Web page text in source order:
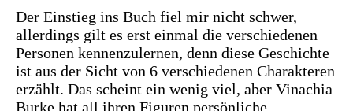
Der Einstieg ins Buch fiel mir nicht schwer,
allerdings gilt es erst einmal die verschiedenen
Personen kennenzulernen, denn diese Geschichte
ist aus der Sicht von 6 verschiedenen Charakteren
erzählt. Das scheint ein wenig viel, aber Vinachia
Burke hat all ihren Figuren persönliche